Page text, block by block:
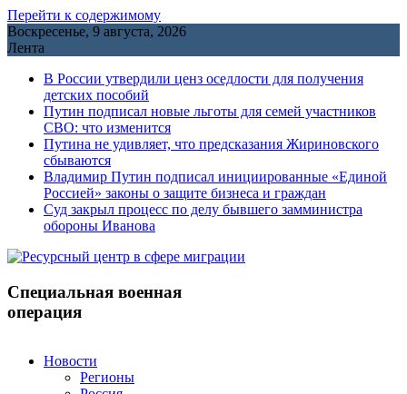
Перейти к содержимому
Воскресенье, 9 августа, 2026
Лента
В России утвердили ценз оседлости для получения
детских пособий
Путин подписал новые льготы для семей участников
СВО: что изменится
Путина не удивляет, что предсказания Жириновского
сбываются
Владимир Путин подписал инициированные «Единой
Россией» законы о защите бизнеса и граждан
Cуд закрыл процесс по делу бывшего замминистра
обороны Иванова
Специальная военная
операция
Новости
Регионы